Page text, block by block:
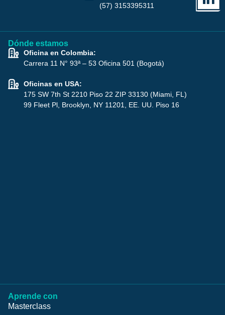
(57) 3153395311
Dónde estamos
Oficina en Colombia:
Carrera 11 N° 93ª – 53 Oficina 501 (Bogotá)
Oficinas en USA:
175 SW 7th St 2210 Piso 22 ZIP 33130 (Miami, FL)
99 Fleet Pl, Brooklyn, NY 11201, EE. UU. Piso 16
Aprende con
Masterclass